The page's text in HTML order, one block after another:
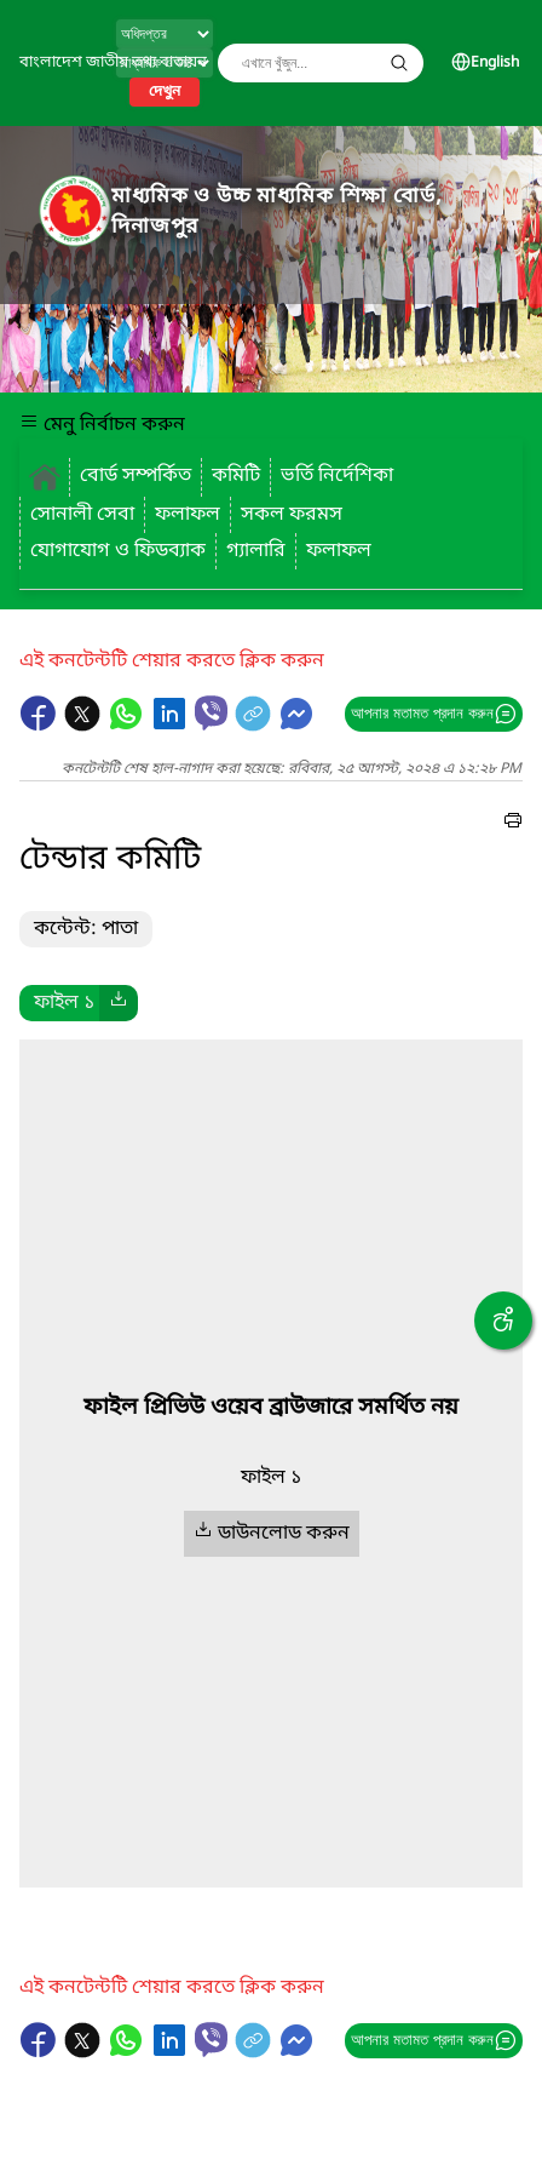
বাংলাদেশ জাতীয় তথ্য বাতায়ন
দেখুন
English
মাধ্যমিক ও উচ্চ মাধ্যমিক শিক্ষা বোর্ড,
দিনাজপুর
মেনু নির্বাচন করুন
বোর্ড সম্পর্কিত
কমিটি
ভর্তি নির্দেশিকা
সোনালী সেবা
ফলাফল
সকল ফরমস
যোগাযোগ ও ফিডব্যাক
গ্যালারি ফলাফল
এই কনটেন্টটি শেয়ার করতে ক্লিক করুন
আপনার মতামত প্রদান করুন
কনটেন্টটি শেষ হাল-নাগাদ করা হয়েছে: রবিবার, ২৫ আগস্ট, ২০২৪ এ ১২:২৮ PM
টেন্ডার কমিটি
কন্টেন্ট: পাতা
ফাইল ১
ফাইল প্রিভিউ ওয়েব ব্রাউজারে সমর্থিত নয়
ফাইল ১
ডাউনলোড করুন
এই কনটেন্টটি শেয়ার করতে ক্লিক করুন
আপনার মতামত প্রদান করুন